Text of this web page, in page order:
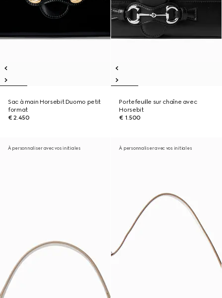
Sac à main Horsebit Duomo petit
format
€ 2.450
Portefeuille sur chaîne avec
Horsebit
€ 1.500
À personnaliser avec vos initiales À personnaliser avec vos initiales